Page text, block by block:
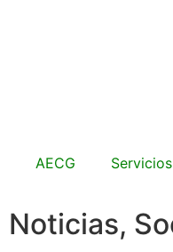
AECG Servicios
Noticias,